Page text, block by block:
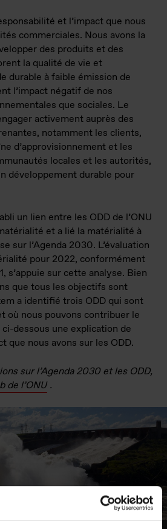
et l’impact que nous
commerciales. Nous avons la
des produits et des
la qualité de vie et
durable à faible émission de
l’impact négatif de nos
que sociales. Le
activement auprès des
notamment les clients,
d’approvisionnement et les
locales et les autorités,
développement durable pour
un lien entre les ODD de l’ONU
et a lié la matérialité à
sur l’Agenda 2030. L’évaluation
pour 2022, conformément
s’appuie sur cette analyse. Bien
que tous les objectifs sont
a identifié trois ODD qui sont
où nous pouvons contribuer le
dessous une explication de
que nous avons sur les ODD.
sur l’Agenda 2030 et les ODD,
de l’ONU.